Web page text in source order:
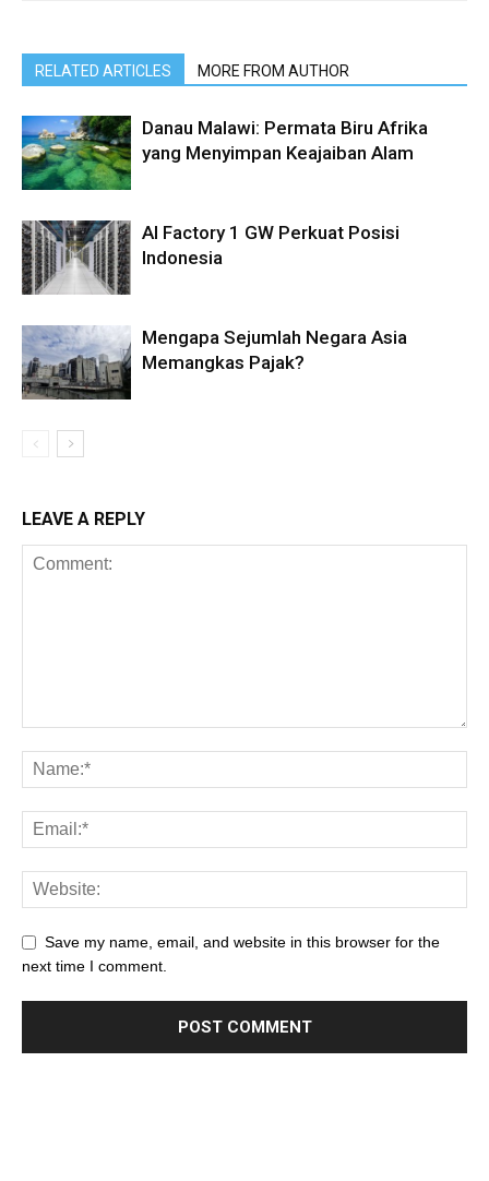
RELATED ARTICLES MORE FROM AUTHOR
Danau Malawi: Permata Biru Afrika
yang Menyimpan Keajaiban Alam
AI Factory 1 GW Perkuat Posisi
Indonesia
Mengapa Sejumlah Negara Asia
Memangkas Pajak?
LEAVE A REPLY
Save my name, email, and website in this browser for the
next time I comment.